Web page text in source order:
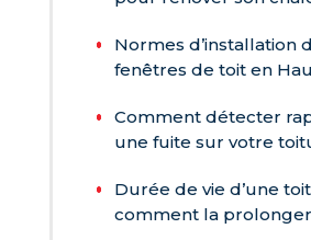
Normes d’installation
fenêtres de toit en
Comment détecter
une fuite sur votre
Durée de vie d’une
comment la